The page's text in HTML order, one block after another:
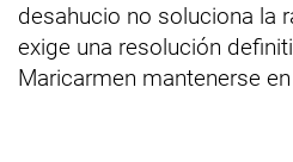
desahucio no soluciona la
exige una resolución
Maricarmen mantenerse